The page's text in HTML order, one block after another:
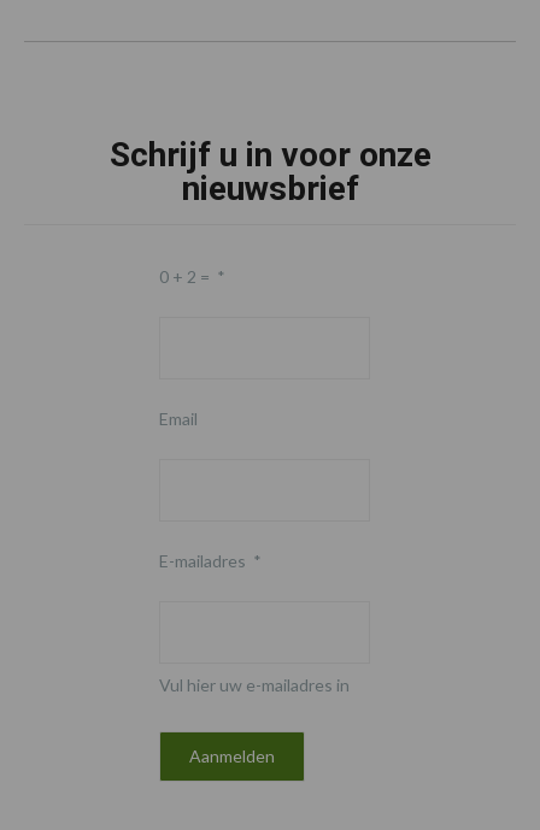
Schrijf u in voor onze
nieuwsbrief
0 + 2 = *
Email
E-mailadres *
Vul hier uw e-mailadres in